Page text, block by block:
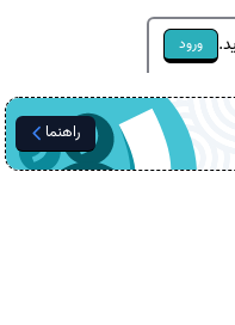
ورود
راهنما